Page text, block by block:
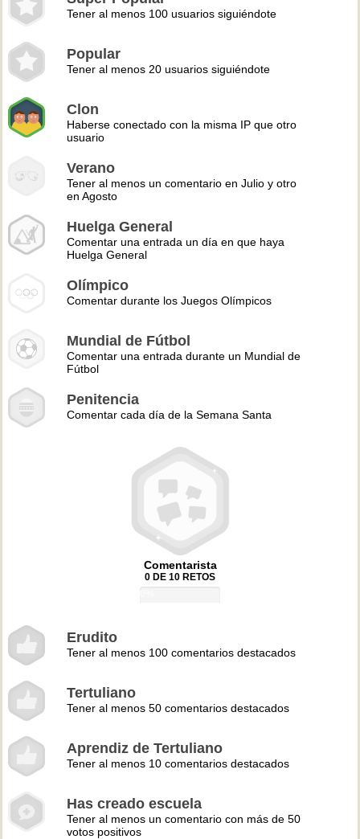
Tener al menos 100 usuarios siguiéndote
Popular
Tener al menos 20 usuarios siguiéndote
Clon
Haberse conectado con la misma IP que otro
usuario
Verano
Tener al menos un comentario en Julio y otro
en Agosto
Huelga General
Comentar una entrada un día en que haya
Huelga General
Olímpico
Comentar durante los Juegos Olímpicos
Mundial de Fútbol
Comentar una entrada durante un Mundial de
Fútbol
Penitencia
Comentar cada día de la Semana Santa
Comentarista
0 DE 10 RETOS
Erudito
Tener al menos 100 comentarios destacados
Tertuliano
Tener al menos 50 comentarios destacados
Aprendiz de Tertuliano
Tener al menos 10 comentarios destacados
Has creado escuela
Tener al menos un comentario con más de 50
votos positivos